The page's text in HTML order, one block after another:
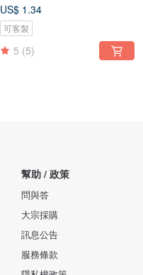
US$ 1.34
可客製
5 (5)
幫助 / 政策
問與答
大宗採購
訊息公告
服務條款